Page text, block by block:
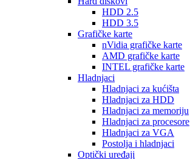
HDD 2.5
HDD 3.5
Grafičke karte
nVidia grafičke karte
AMD grafičke karte
INTEL grafičke karte
Hladnjaci
Hladnjaci za kućišta
Hladnjaci za HDD
Hladnjaci za memoriju
Hladnjaci za procesore
Hladnjaci za VGA
Postolja i hladnjaci
Optički uređaji